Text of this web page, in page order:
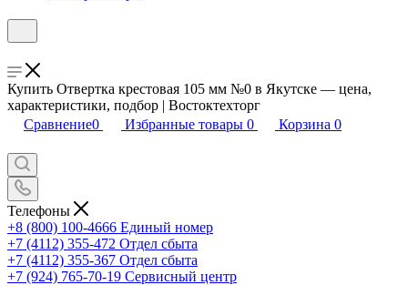
Купить Отвертка крестовая 105 мм №0 в Якутске — цена,
характеристики, подбор | Востоктехторг
Сравнение0 Избранные товары 0 Корзина 0
Телефоны
+8 (800) 100-4666 Единый номер
+7 (4112) 355-472 Отдел сбыта
+7 (4112) 355-367 Отдел сбыта
+7 (924) 765-70-19 Сервисный центр